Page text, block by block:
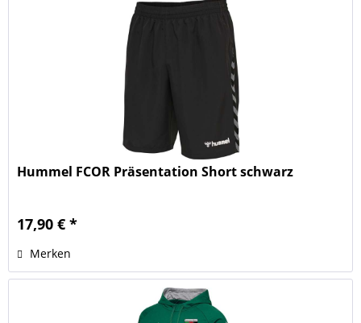
Hummel FCOR Präsentation Short schwarz
17,90 € *
Merken